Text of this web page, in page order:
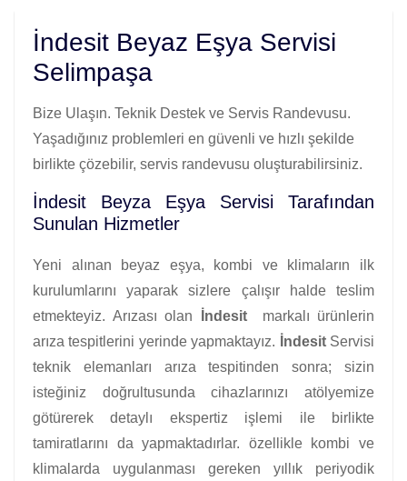
İndesit Beyaz Eşya Servisi
Selimpaşa
Bize Ulaşın. Teknik Destek ve Servis Randevusu.
Yaşadığınız problemleri en güvenli ve hızlı şekilde
birlikte çözebilir, servis randevusu oluşturabilirsiniz.
İndesit Beyza Eşya Servisi Tarafından
Sunulan Hizmetler
Yeni alınan beyaz eşya, kombi ve klimaların ilk
kurulumlarını yaparak sizlere çalışır halde teslim
etmekteyiz. Arızası olan
İndesitmarkalı ürünlerin
arıza tespitlerini yerinde yapmaktayız.
İndesitServisi
teknik elemanları arıza tespitinden sonra; sizin
isteğiniz doğrultusunda cihazlarınızı atölyemize
götürerek detaylı ekspertiz işlemi ile birlikte
tamiratlarını da yapmaktadırlar. özellikle kombi ve
klimalarda uygulanması gereken yıllık periyodik